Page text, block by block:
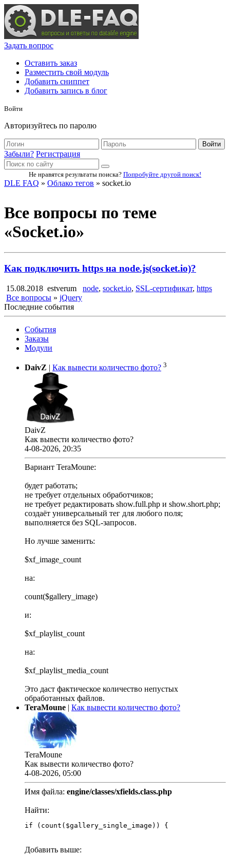
Задать вопрос
Оставить заказ
Разместить свой модуль
Добавить сниппет
Добавить запись в блог
Войти
Авторизуйтесь по паролю
Войти
Забыли? Регистрация
Не нравятся результаты поиска? Попробуйте другой поиск!
DLE FAQ » Облако тегов » socket.io
Все вопросы по теме
«Socket.io»
Как подключить https на node.js(socket.io)?
15.08.2018 estverum node, socket.io, SSL-сертификат, https
Все вопросы » jQuery
Последние события
События
Заказы
Модули
DaivZ | Как вывести количество фото? 3
DaivZ
Как вывести количество фото?
4-08-2026, 20:35
Вариант TeraMoune:
будет работать;
не требует отдельных обработчиков;
не требует редактировать show.full.php и show.short.php;
создаёт универсальный тег для любого поля;
выполняется без SQL-запросов.
Но лучше заменить:
$xf_image_count
на:
count($gallery_image)
и:
$xf_playlist_count
на:
$xf_playlist_media_count
Это даст фактическое количество непустых
обработанных файлов.
TeraMoune | Как вывести количество фото?
TeraMoune
Как вывести количество фото?
4-08-2026, 05:00
Имя файла: engine/classes/xfields.class.php
Найти:
if (count($gallery_single_image)) {
Добавить выше: